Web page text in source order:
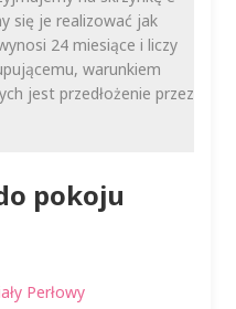
się je realizować jak
24 miesiące i liczy
warunkiem
jest przedłożenie przez
pokoju